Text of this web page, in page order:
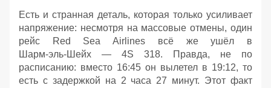
Есть и странная деталь, которая только усиливает
напряжение: несмотря на массовые отмены, один
рейс Red Sea Airlines всё же ушёл в
Шарм‑эль‑Шейх — 4S 318. Правда, не по
расписанию: вместо 16:45 он вылетел в 19:12, то
есть с задержкой на 2 часа 27 минут. Этот факт